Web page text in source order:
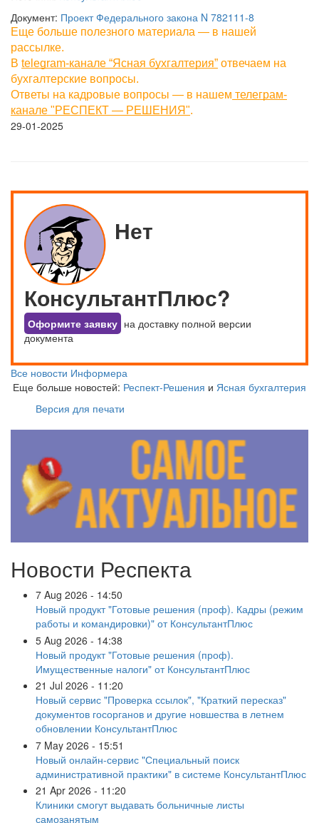
Документ: Проект Федерального закона N 782111-8
Еще больше полезного материала — в нашей
рассылке.
В telegram-канале “Ясная бухгалтерия” отвечаем на
бухгалтерские вопросы.
Ответы на кадровые вопросы — в нашем телеграм-
канале "РЕСПЕКТ — РЕШЕНИЯ".
29-01-2025
Нет
КонсультантПлюс?
Оформите заявку на доставку полной версии
документа
Все новости Информера
Еще больше новостей: Респект-Решения и Ясная бухгалтерия
Версия для печати
Новости Респекта
7 Aug 2026 - 14:50
Новый продукт "Готовые решения (проф). Кадры (режим
работы и командировки)" от КонсультантПлюс
5 Aug 2026 - 14:38
Новый продукт "Готовые решения (проф).
Имущественные налоги" от КонсультантПлюс
21 Jul 2026 - 11:20
Новый сервис "Проверка ссылок", "Краткий пересказ"
документов госорганов и другие новшества в летнем
обновлении КонсультантПлюс
7 May 2026 - 15:51
Новый онлайн-сервис "Специальный поиск
административной практики" в системе КонсультантПлюс
21 Apr 2026 - 11:20
Клиники смогут выдавать больничные листы
самозанятым